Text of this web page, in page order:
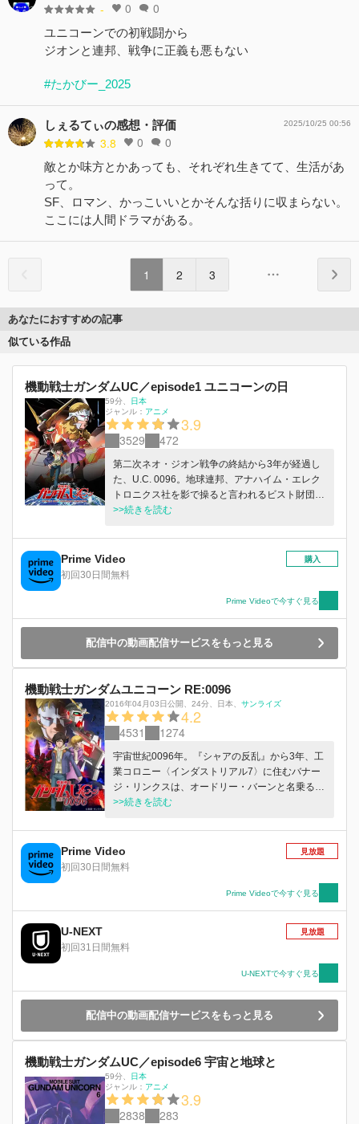
- 0 0
ユニコーンでの初戦闘から
ジオンと連邦、戦争に正義も悪もない
#たかびー_2025
しぇるてぃの感想・評価
3.8 0 0
2025/10/25 00:56
敵とか味方とかあっても、それぞれ生きてて、生活があ
って。
SF、ロマン、かっこいいとかそんな括りに収まらない。
ここには人間ドラマがある。
1 2 3
あなたにおすすめの記事
似ている作品
機動戦士ガンダムUC／episode1 ユニコーンの日
59分
日本
ジャンル： アニメ
3.9
3529 472
第二次ネオ・ジオン戦争の終結から3年が経過し
た、U.C. 0096。地球連邦、アナハイム・エレク
トロニクス社を影で操ると言われるビスト財団
は、新世界の構築を目指し、ネオ・ジオンの残党
宇宙世紀の成り立ちに大きく関わるという最重要
機密『ラプラスの箱』の開放を意味していた。ビ
スト財団と『袖付き』の取引場所となる工業コロ
た学生のバナージ・リンクスは、コロニー内の無
重力空間を落下していた少女を発見、救出する。
ー・バーンに突き動かされたバナージは、『ラプ
ラスの箱』を巡る争乱へと足を踏み入れていく
(C)創通・サンライズ
>>続きを読む
Prime Video
初回30日間無料
購入
Prime Videoで今すぐ見る
配信中の動画配信サービスをもっと見る
機動戦士ガンダムユニコーン RE:0096
2016年04月03日公開 24分 日本 サンライズ
4.2
4531 1274
宇宙世紀0096年。『シャアの反乱』から3年、工
業コロニー〈インダストリアル7〉に住むバナー
ジ・リンクスは、オードリー・バーンと名乗る謎
の少女と出会う。戦争の火種となるビスト財団と
ラスの箱』の取引を止めようと行動しているとい
う彼女に対し、協力するバナージ。しかし、同じ
く取引の阻止のため乗り込んできた地球連邦軍と
してしまう。オードリーを探して戦火を走り抜け
るバナージは、『ラプラスの箱』の鍵となる純白
のモビルスーツ、『ユニコーンガンダム』と運命
的な出会いを果たす。『ラプラスの箱』とは何
か、それが抱く秘密とは何か……。宇宙世紀100
年の呪いが、解かれようとしていた。※各話の初
す。
>>続きを読む
Prime Video
初回30日間無料
見放題
Prime Videoで今すぐ見る
U-NEXT
初回31日間無料
見放題
U-NEXTで今すぐ見る
配信中の動画配信サービスをもっと見る
機動戦士ガンダムUC／episode6 宇宙と地球と
59分
日本
ジャンル： アニメ
3.9
2838 283